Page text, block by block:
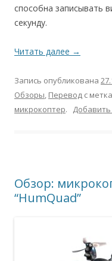
способна записывать
секунду.
Читать далее →
Запись опубликована
Обзоры, Перевод с
микрокоптер.
Обзор:
“HumQuad”